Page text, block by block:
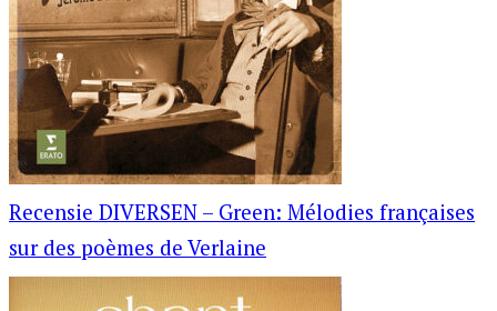
Recensie DIVERSEN – Green: Mélodies françaises
sur des poèmes de Verlaine